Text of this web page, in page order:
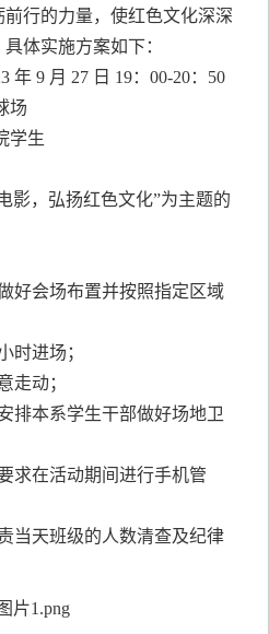
行的力量，使红色文化深深
体实施方案如下：
年 9 月 27 日 19：00-20：50
场
学生
影，弘扬红色文化”为主题的
好会场布置并按照指定区域
时进场；
走动；
排本系学生干部做好场地卫
求在活动期间进行手机管
当天班级的人数清查及纪律